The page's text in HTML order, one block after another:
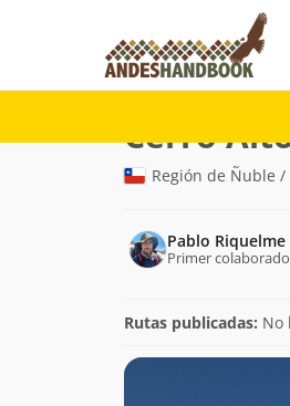
Montaña
Cerro
Región de Ñuble
Pablo Riquelme
Primer
Rutas publicadas: No